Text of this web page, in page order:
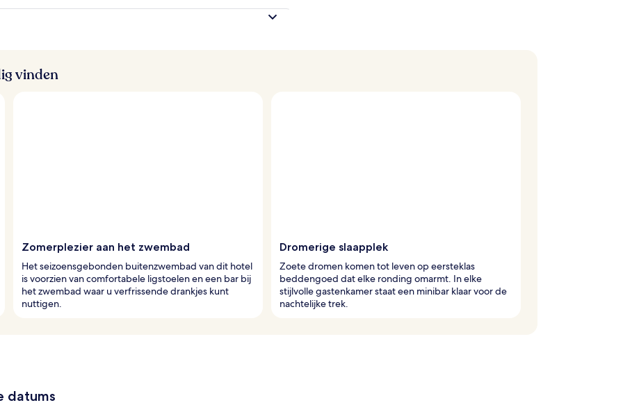
vinden
Zomerplezier aan het zwembad
Het seizoensgebonden buitenzwembad van dit hotel
is voorzien van comfortabele ligstoelen en een bar bij
het zwembad waar u verfrissende drankjes kunt
nuttigen.
Dromerige slaapplek
Zoete dromen komen tot leven op eersteklas
beddengoed dat elke ronding omarmt. In elke
stijlvolle gastenkamer staat een minibar klaar voor de
nachtelijke trek.
datums